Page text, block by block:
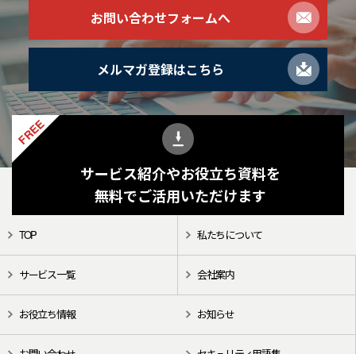
お問い合わせフォームへ
メルマガ登録はこちら
FREE
サービス紹介やお役立ち資料を
無料でご活用いただけます
TOP 私たちについて
サービス一覧 会社案内
お役立ち情報 お知らせ